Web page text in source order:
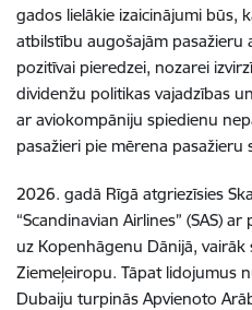
gados lielākie izaicinājumi būs,
atbilstību augošajām pasažieru
pozitīvai pieredzei, nozarei
dividenžu politikas vajadzības
ar aviokompāniju spiedienu
pasažieri pie mērena pasažieru
2026. gadā Rīgā atgriezīsies
“Scandinavian Airlines” (SAS)
uz Kopenhāgenu Dānijā,
Ziemeļeiropu. Tāpat lidojumus
Dubaiju turpinās Apvienoto